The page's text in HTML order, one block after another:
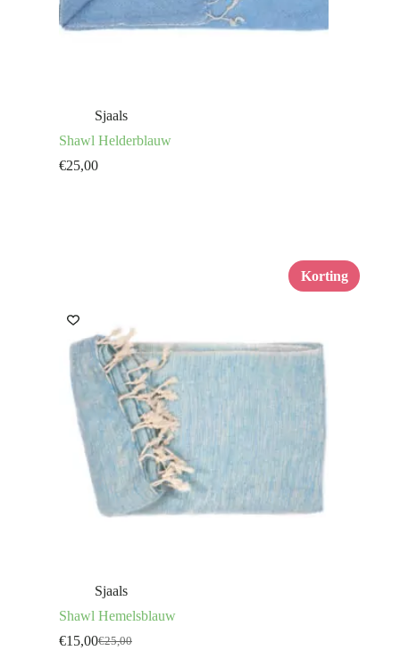
Sjaals
Shawl Helderblauw
€25,00
Sjaals
Korting
Shawl Hemelsblauw
€25,00
Oorspronkelijke
€15,00Huidige